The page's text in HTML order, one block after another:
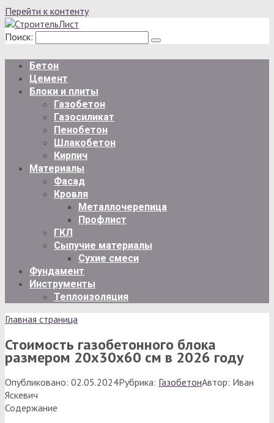
Перейти к контенту
Поиск:
Бетон
Цемент
Блоки и плиты
Газобетон
Газосиликат
Пенобетон
Шлакобетон
Кирпич
Материалы
Фасад
Кровля
Металлочерепица
Профлист
ГКЛ
Сыпучие материалы
Сухие смеси
Фундамент
Инструменты
Теплоизоляция
Главная страница
Стоимость газобетонного блока
размером 20х30х60 см в 2026 году
Опубликовано: 02.05.2024Рубрика: ГазобетонАвтор: Иван
Яскевич
Содержание